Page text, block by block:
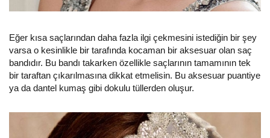
Eğer kısa saçlarından daha fazla ilgi çekmesini istediğin bir şey
varsa o kesinlikle bir tarafında kocaman bir aksesuar olan saç
bandıdır. Bu bandı takarken özellikle saçlarının tamamının tek
bir taraftan çıkarılmasına dikkat etmelisin. Bu aksesuar puantiye
ya da dantel kumaş gibi dokulu tüllerden oluşur.